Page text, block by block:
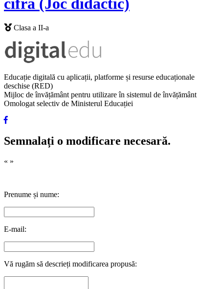
Clasa a II-a
Educație digitală cu aplicații, platforme și resurse educaționale
deschise (RED)
Mijloc de învățământ pentru utilizare în sistemul de învățământ
Omologat selectiv de Ministerul Educației
Semnalați o modificare necesară.
« »
Prenume și nume:
E-mail:
Vă rugăm să descrieți modificarea propusă: